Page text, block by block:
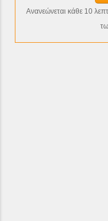
Ανανεώνεται κάθε 10